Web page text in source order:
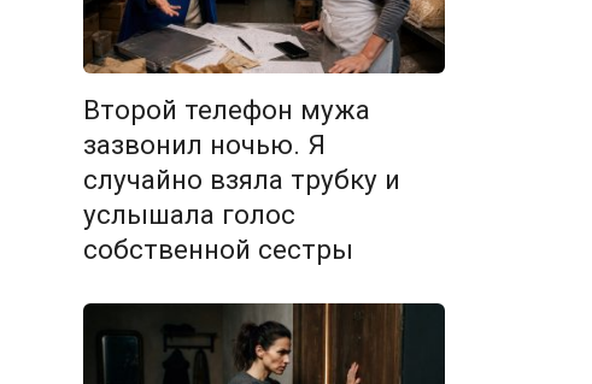
Второй телефон мужа
зазвонил ночью. Я
случайно взяла трубку и
услышала голос
собственной сестры